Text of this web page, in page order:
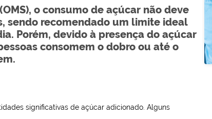
o consumo de açúcar não deve
sendo recomendado um limite ideal
Porém, devido à presença do açúcar
consomem o dobro ou até o
significativas de açúcar adicionado. Alguns